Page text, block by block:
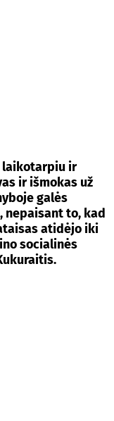
laikotarpiu ir
ir išmokas už
galės
nepaisant to, kad
atidėjo iki
socialinės